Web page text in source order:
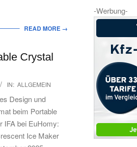
READ MORE →
Crystal
IN: ALLGEMEIN
Design und
beim Portable
IFA bei EuHomy:
Ice Maker
-Werbung-